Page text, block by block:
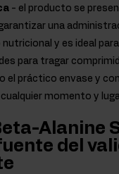
- el producto se
una
y es ideal
para tragar
el práctico envase y
momento y
Alanine
del